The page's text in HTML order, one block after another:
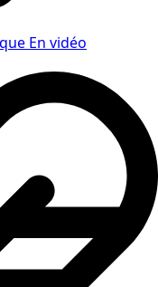
En vidéo